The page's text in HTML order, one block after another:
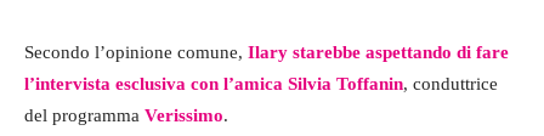
Secondo l’opinione comune, Ilary starebbe aspettando di fare
l’intervista esclusiva con l’amica Silvia Toffanin, conduttrice
del programma Verissimo.